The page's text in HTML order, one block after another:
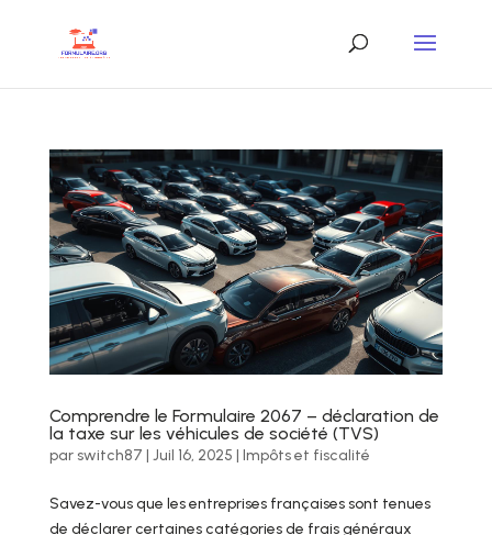
Comprendre le Formulaire 2067 – déclaration de
la taxe sur les véhicules de société (TVS)
par switch87 | Juil 16, 2025 | Impôts et fiscalité
Savez-vous que les entreprises françaises sont tenues
de déclarer certaines catégories de frais généraux